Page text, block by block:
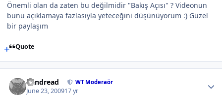
Önemli olan da zaten bu değilmidir "Bakış Açısı" ? Videonun
bunu açıklamaya fazlasıyla yeteceğini düşünüyorum :) Güzel
bir paylaşım
Quote
Vandread WT Moderaör
June 23, 200917 yr